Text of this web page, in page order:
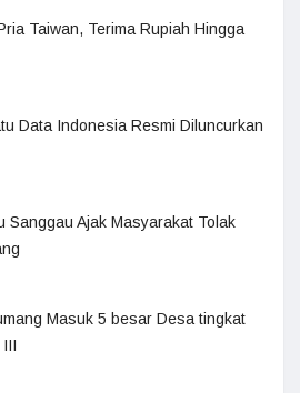
Taiwan, Terima Rupiah Hingga
Data Indonesia Resmi Diluncurkan
Sanggau Ajak Masyarakat Tolak
Masuk 5 besar Desa tingkat